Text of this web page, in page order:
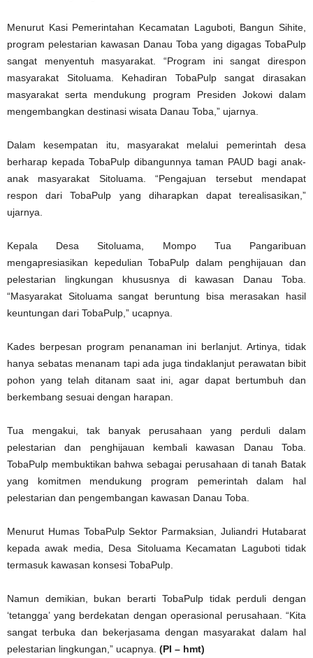
Menurut Kasi Pemerintahan Kecamatan Laguboti, Bangun Sihite,
program pelestarian kawasan Danau Toba yang digagas TobaPulp
sangat menyentuh masyarakat. “Program ini sangat direspon
masyarakat Sitoluama. Kehadiran TobaPulp sangat dirasakan
masyarakat serta mendukung program Presiden Jokowi dalam
mengembangkan destinasi wisata Danau Toba,” ujarnya.
Dalam kesempatan itu, masyarakat melalui pemerintah desa
berharap kepada TobaPulp dibangunnya taman PAUD bagi anak-
anak masyarakat Sitoluama. “Pengajuan tersebut mendapat
respon dari TobaPulp yang diharapkan dapat terealisasikan,”
ujarnya.
Kepala Desa Sitoluama, Mompo Tua Pangaribuan
mengapresiasikan kepedulian TobaPulp dalam penghijauan dan
pelestarian lingkungan khususnya di kawasan Danau Toba.
“Masyarakat Sitoluama sangat beruntung bisa merasakan hasil
keuntungan dari TobaPulp,” ucapnya.
Kades berpesan program penanaman ini berlanjut. Artinya, tidak
hanya sebatas menanam tapi ada juga tindaklanjut perawatan bibit
pohon yang telah ditanam saat ini, agar dapat bertumbuh dan
berkembang sesuai dengan harapan.
Tua mengakui, tak banyak perusahaan yang perduli dalam
pelestarian dan penghijauan kembali kawasan Danau Toba.
TobaPulp membuktikan bahwa sebagai perusahaan di tanah Batak
yang komitmen mendukung program pemerintah dalam hal
pelestarian dan pengembangan kawasan Danau Toba.
Menurut Humas TobaPulp Sektor Parmaksian, Juliandri Hutabarat
kepada awak media, Desa Sitoluama Kecamatan Laguboti tidak
termasuk kawasan konsesi TobaPulp.
Namun demikian, bukan berarti TobaPulp tidak perduli dengan
‘tetangga’ yang berdekatan dengan operasional perusahaan. “Kita
sangat terbuka dan bekerjasama dengan masyarakat dalam hal
pelestarian lingkungan,” ucapnya. (PI – hmt)